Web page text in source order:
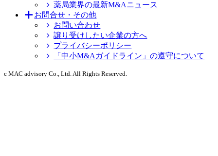
薬局業界の最新M&Aニュース
お問合せ・その他
お問い合わせ
譲り受けしたい企業の方へ
プライバシーポリシー
「中小M&Aガイドライン」の遵守について
c MAC advisory Co., Ltd. All Rights Reserved.